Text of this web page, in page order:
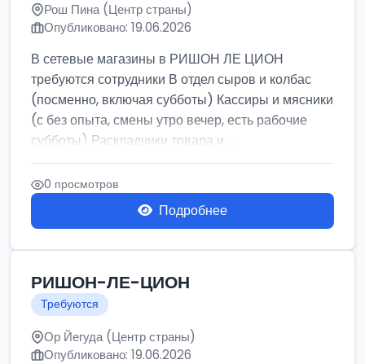
Рош Пина (Центр страны)
Опубликовано: 19.06.2026
В сетевые магазины в РИШОН ЛЕ ЦИОН
требуются сотрудники В отдел сыров и колбас
(посменно, включая субботы) Кассиры и мясники
(с без опыта, смены утро вечер, есть рабочие
субботы) Раскладчики товара и ...
0 просмотров
Подробнее
РИШОН-ЛЕ-ЦИОН
Требуются
Ор Йегуда (Центр страны)
Опубликовано: 19.06.2026